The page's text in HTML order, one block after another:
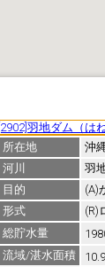
[2902]羽地ダム（は
所在地
沖
河川
羽
目的
(A)
形式
(R)
総貯水量
流域/湛水面積